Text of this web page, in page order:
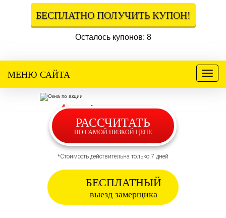
БЕСПЛАТНО ПОЛУЧИТЬ КУПОН!
Осталось купонов: 8
Меню
МЕНЮ САЙТА
Акция!
Цены сегодня
снижены на
63%
РАССЧИТАТЬ
ПО САМОЙ НИЗКОЙ ЦЕНЕ
*Стоимость действительна только 7 дней
БЕСПЛАТНЫЙ
выезд замерщика